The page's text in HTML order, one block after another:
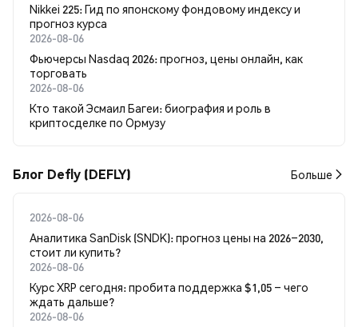
Nikkei 225: Гид по японскому фондовому индексу и
прогноз курса
2026-08-06
Фьючерсы Nasdaq 2026: прогноз, цены онлайн, как
торговать
2026-08-06
Кто такой Эсмаил Багеи: биография и роль в
криптосделке по Ормузу
Блог Defly (DEFLY) Больше
2026-08-06
Аналитика SanDisk (SNDK): прогноз цены на 2026–2030,
стоит ли купить?
2026-08-06
Курс XRP сегодня: пробита поддержка $1,05 – чего
ждать дальше?
2026-08-06